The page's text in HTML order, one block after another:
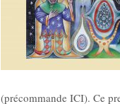
(précommande ICI). Ce